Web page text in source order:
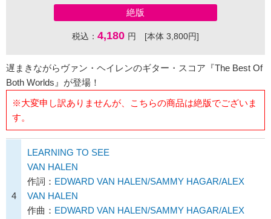
絶版
税込： 4,180 円 [本体 3,800円]
遅まきながらヴァン・ヘイレンのギター・スコア『The Best Of
Both Worlds』が登場！
※大変申し訳ありませんが、こちらの商品は絶版でございま
す。
4
LEARNING TO SEE
VAN HALEN
作詞： EDWARD VAN HALEN/SAMMY HAGAR/ALEX
VAN HALEN
作曲： EDWARD VAN HALEN/SAMMY HAGAR/ALEX